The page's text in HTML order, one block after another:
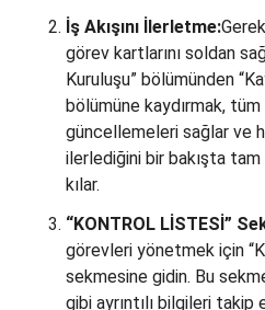
İş Akışını İlerletme:
görev kartlarını soldan
Kuruluşu” bölümünden
bölümüne kaydırmak,
güncellemeleri sağlar ve
ilerlediğini bir bakışta
kılar.
“KONTROL LİSTESİ”
görevleri yönetmek için
sekmesine gidin. Bu
gibi ayrıntılı bilgileri